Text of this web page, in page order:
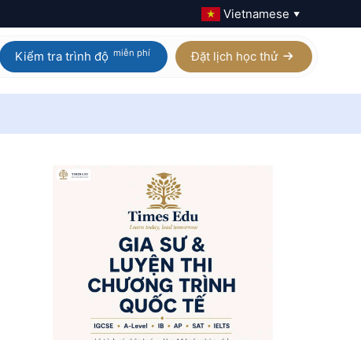
Vietnamese ▼
Xem tất cả 21 môn AP
Digital SAT
Kiểm tra trình độ miễn phí Đặt lịch học thử